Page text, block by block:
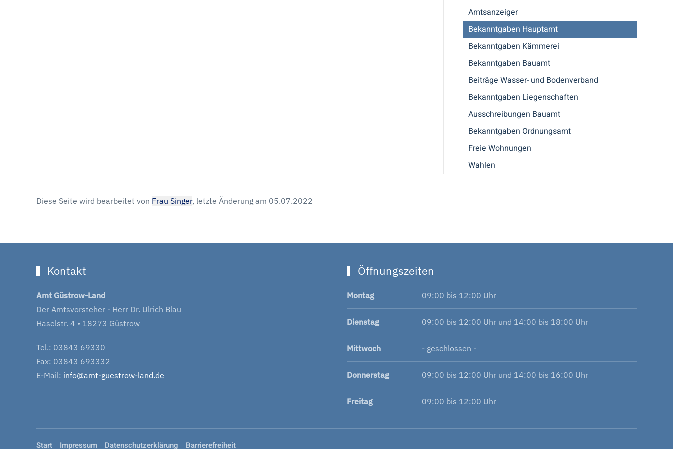
Amtsanzeiger
Bekanntgaben Hauptamt
Bekanntgaben Kämmerei
Bekanntgaben Bauamt
Beiträge Wasser- und Bodenverband
Bekanntgaben Liegenschaften
Ausschreibungen Bauamt
Bekanntgaben Ordnungsamt
Freie Wohnungen
Wahlen
Diese Seite wird bearbeitet von Frau Singer, letzte Änderung am 05.07.2022
Kontakt
Amt Güstrow-Land
Der Amtsvorsteher - Herr Dr. Ulrich Blau
Haselstr. 4 • 18273 Güstrow
Tel.: 03843 69330
Fax: 03843 693332
E-Mail: info@amt-guestrow-land.de
Öffnungszeiten
Montag 09:00 bis 12:00 Uhr
Dienstag 09:00 bis 12:00 Uhr und 14:00 bis 18:00 Uhr
Mittwoch - geschlossen -
Donnerstag 09:00 bis 12:00 Uhr und 14:00 bis 16:00 Uhr
Freitag 09:00 bis 12:00 Uhr
Start Impressum Datenschutzerklärung Barrierefreiheit